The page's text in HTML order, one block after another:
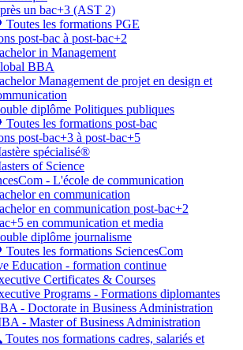
un bac+3 (AST 2)
Toutes les formations PGE
post-bac à post-bac+2
in Management
BBA
Management de projet en design et
diplôme Politiques publiques
Toutes les formations post-bac
post-bac+3 à post-bac+5
spécialisé®
of Science
- L'école de communication
en communication
en communication post-bac+2
en communication et media
diplôme journalisme
Toutes les formations SciencesCom
Education - formation continue
Certificates & Courses
Programs - Formations diplomantes
- Doctorate in Business Administration
- Master of Business Administration
Toutes nos formations cadres, salariés et